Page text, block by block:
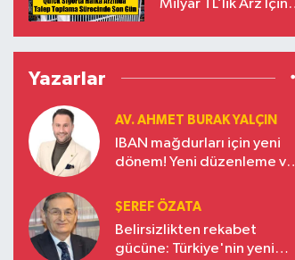
Milyar TL’lik Arz İçin
Eriyor
Yazarlar
AV. AHMET BURAK YALÇIN
IBAN mağdurları için yeni
dönem! Yeni düzenleme ve
ŞEREF ÖZATA
Belirsizlikten rekabet
gücüne: Türkiye'nin yeni